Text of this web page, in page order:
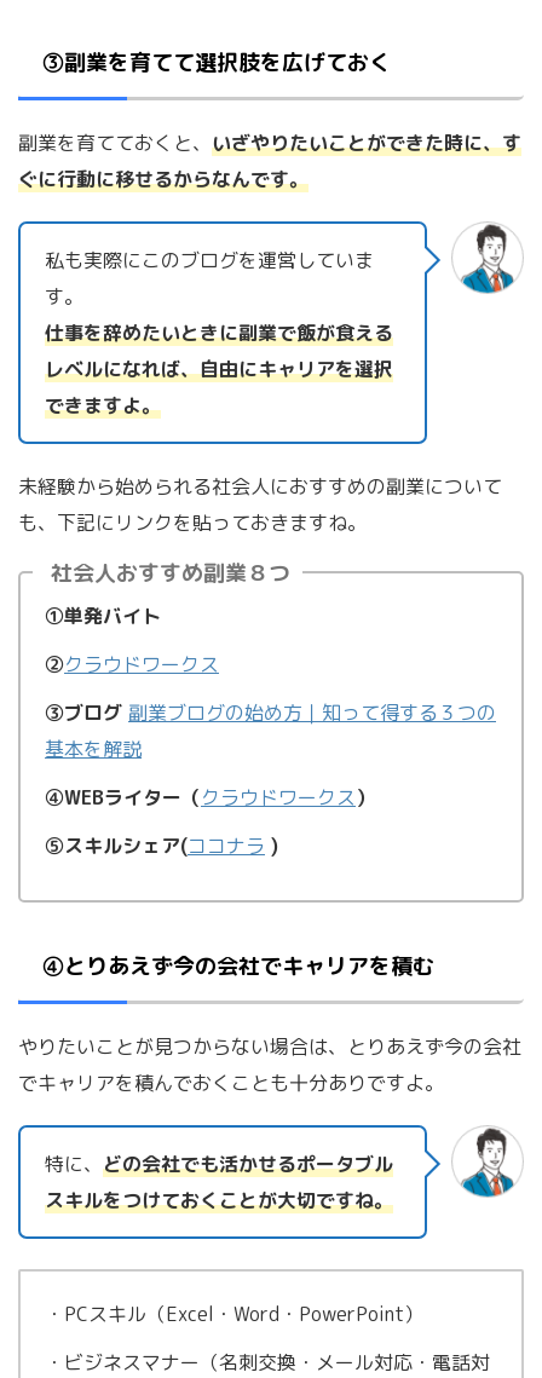
③副業を育てて選択肢を広げておく
副業を育てておくと、 いざやりたいことができた時に、す
ぐに行動に移せるからなんです。
私も実際にこのブログを運営していま
す。
仕事を辞めたいときに副業で飯が食える
レベルになれば、自由にキャリアを選択
できますよ。
未経験から始められる社会人におすすめの副業について
も、下記にリンクを貼っておきますね。
社会人おすすめ副業８つ
①単発バイト
②クラウドワークス
③ブログ 副業ブログの始め方｜知って得する３つの
基本を解説
④WEBライター（クラウドワークス）
⑤スキルシェア(ココナラ )
④とりあえず今の会社でキャリアを積む
やりたいことが見つからない場合は、とりあえず今の会社
でキャリアを積んでおくことも十分ありですよ。
特に、 どの会社でも活かせるポータブル
スキルをつけておくことが大切ですね。
・PCスキル（Excel・Word・PowerPoint）
・ビジネスマナー（名刺交換・メール対応・電話対